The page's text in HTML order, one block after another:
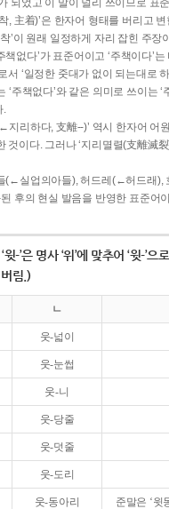
되었고 이 말이 널리 쓰이므로 표
主着)’은 한자어 형태를 버리고 변
’이 원래 일정하게 자리 잡힌 주장
책없다’가 표준어이고 ‘주책이다’
서 ‘일정한 줏대가 없이 되는대로
‘주책없다’와 같은 의미로 쓰이는 ‘
.
리하다, 支離--)’ 역시 한자어 어
것이다. 그러나 ‘지리멸렬(支離滅裂
(←실업의아들), 허드레(←허드래),
된 후의 현실 발음을 반영한 표준어
‘윗-’은 명사 ‘위’에 맞추어 ‘윗-’
림.)
ㄴ
웃-넓이
웃-눈썹
웃-니
웃-당줄
웃-덧줄
웃-도리
웃-동아리 준말은 ‘윗